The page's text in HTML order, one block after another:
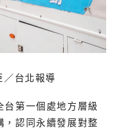
台北報導
台第一個處地方層級
，認同永續發展對整